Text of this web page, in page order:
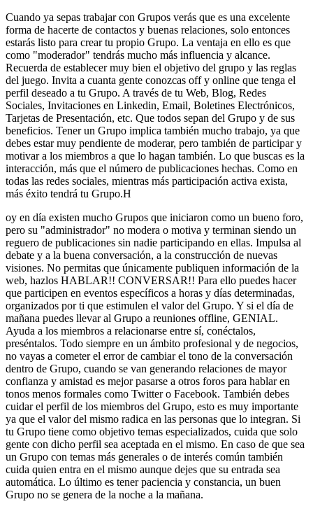
Cuando ya sepas trabajar con Grupos verás que es una excelente
forma de hacerte de contactos y buenas relaciones, solo entonces
estarás listo para crear tu propio Grupo. La ventaja en ello es que
como "moderador" tendrás mucho más influencia y alcance.
Recuerda de establecer muy bien el objetivo del grupo y las reglas
del juego. Invita a cuanta gente conozcas off y online que tenga el
perfil deseado a tu Grupo. A través de tu Web, Blog, Redes
Sociales, Invitaciones en Linkedin, Email, Boletines Electrónicos,
Tarjetas de Presentación, etc. Que todos sepan del Grupo y de sus
beneficios. Tener un Grupo implica también mucho trabajo, ya que
debes estar muy pendiente de moderar, pero también de participar y
motivar a los miembros a que lo hagan también. Lo que buscas es la
interacción, más que el número de publicaciones hechas. Como en
todas las redes sociales, mientras más participación activa exista,
más éxito tendrá tu Grupo.H
oy en día existen mucho Grupos que iniciaron como un bueno foro,
pero su "administrador" no modera o motiva y terminan siendo un
reguero de publicaciones sin nadie participando en ellas. Impulsa al
debate y a la buena conversación, a la construcción de nuevas
visiones. No permitas que únicamente publiquen información de la
web, hazlos HABLAR!! CONVERSAR!! Para ello puedes hacer
que participen en eventos específicos a horas y días determinadas,
organizados por ti que estimulen el valor del Grupo. Y si el día de
mañana puedes llevar al Grupo a reuniones offline, GENIAL.
Ayuda a los miembros a relacionarse entre sí, conéctalos,
preséntalos. Todo siempre en un ámbito profesional y de negocios,
no vayas a cometer el error de cambiar el tono de la conversación
dentro de Grupo, cuando se van generando relaciones de mayor
confianza y amistad es mejor pasarse a otros foros para hablar en
tonos menos formales como Twitter o Facebook. También debes
cuidar el perfil de los miembros del Grupo, esto es muy importante
ya que el valor del mismo radica en las personas que lo integran. Si
tu Grupo tiene como objetivo temas especializados, cuida que solo
gente con dicho perfil sea aceptada en el mismo. En caso de que sea
un Grupo con temas más generales o de interés común también
cuida quien entra en el mismo aunque dejes que su entrada sea
automática. Lo último es tener paciencia y constancia, un buen
Grupo no se genera de la noche a la mañana.